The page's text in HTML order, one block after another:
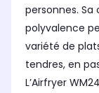
Oui
Nombre de
10
personnes. Sa
polyvalence
variété de
tendres, en
L’Airfryer